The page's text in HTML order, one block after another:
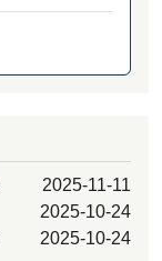
2025-11-11
2025-10-24
2025-10-24